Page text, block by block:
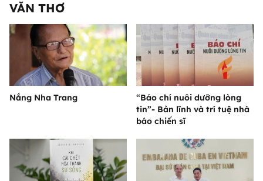
VĂN THƠ
Nắng Nha Trang
“Báo chí nuôi dưỡng lòng
tin”- Bản lĩnh và trí tuệ nhà
báo chiến sĩ